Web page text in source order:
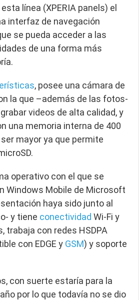
línea (XPERIA panels) el
interfaz de navegación
se pueda acceder a las
de una forma más
, posee una cámara de
la que –además de las fotos-
videos de alta calidad, y
una memoria interna de 400
mayor ya que permite
operativo con el que se
Windows Mobile de Microsoft
haya sido junto al
y tiene conectividad Wi-Fi y
trabaja con redes HSDPA
con EDGE y GSM) y soporte
con suerte estaría para la
por lo que todavía no se dio